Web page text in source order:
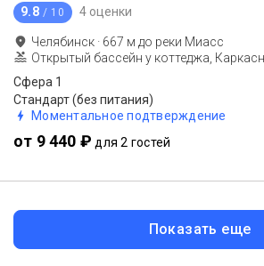
9.8 / 10 4 оценки
Челябинск · 667 м до реки Миасс
Открытый бассейн у коттеджа,
Сфера 1
Стандарт (без питания)
Моментальное подтверждение
от 9 440 ₽ для 2 гостей
Показать еще